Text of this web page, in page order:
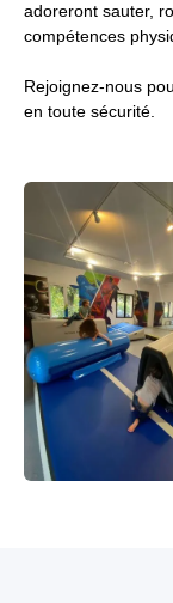
adoreront sauter,
compétences
Rejoignez-nous
en toute sécurité.